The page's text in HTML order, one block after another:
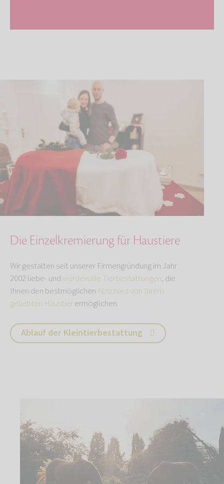
Die Einzelkremierung für Haustiere
Wir gestalten seit unserer Firmengründung im Jahr
2002 liebe- undwürdevolle Tierbestattungen, die
Ihnen den bestmöglichenAbschied von Ihrem
geliebten Haustierermöglichen.
Ablauf der Kleintierbestattung